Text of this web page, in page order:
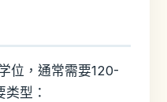
位，通常需要120-
型：